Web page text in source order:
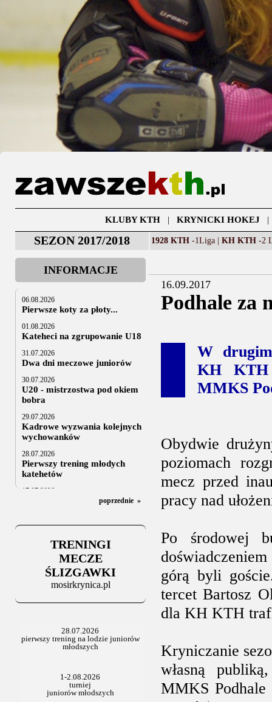
KLUBY KTH| KRYNICKI HOKEJ
SEZON 2017/2018 1928 KTH -1Liga | KH KTH -2
INFORMACJE
06.08.2026
Pierwsze koty za płoty...
01.08.2026
Kateheci na zgrupowanie U18
31.07.2026
Dwa dni meczowe juniorów
30.07.2026
U20 - mistrzostwa pod okiem
bobra
29.07.2026
Kadrowe wyzwania kolejnych
wychowanków
28.07.2026
Pierwszy trening młodych
katehetów
17.07.2026
U20: z kraju i z zagranicy
Za trzy tygodnie na lód
06.07.2025
Stowarzyszenie po Walnym
poprzednie »
TRENINGI
MECZE
ŚLIZGAWKI
mosirkrynica.pl
16.09.2017
Podhale za
W
KH KTH
MMKS
Obydwie
poziomach
mecz przed
pracy nad
Po środowej
górą byli
tercet Bartosz
dla KH KTH
Kryniczanie
własną
MMKS